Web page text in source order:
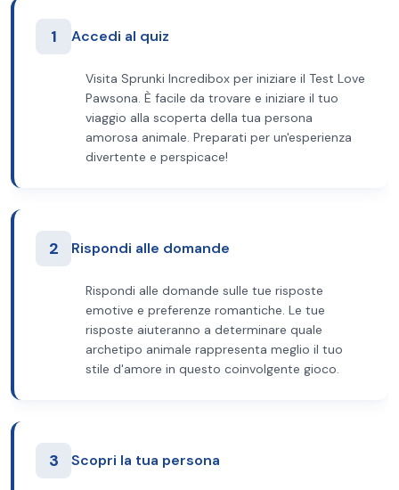
1 Accedi al quiz
Visita Sprunki Incredibox per iniziare il Test Love
Pawsona. È facile da trovare e iniziare il tuo
viaggio alla scoperta della tua persona
amorosa animale. Preparati per un'esperienza
divertente e perspicace!
2 Rispondi alle domande
Rispondi alle domande sulle tue risposte
emotive e preferenze romantiche. Le tue
risposte aiuteranno a determinare quale
archetipo animale rappresenta meglio il tuo
stile d'amore in questo coinvolgente gioco.
3 Scopri la tua persona